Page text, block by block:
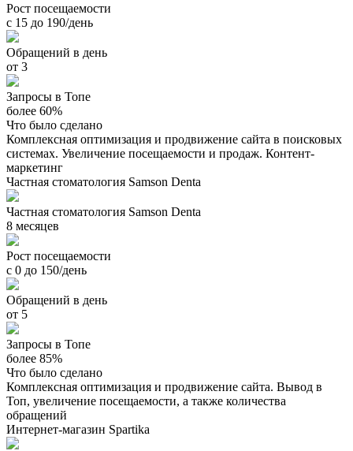
Рост посещаемости
с 15 до 190/день
Обращений в день
от 3
Запросы в Топе
более 60%
Что было сделано
Комплексная оптимизация и продвижение сайта в поисковых
системах. Увеличение посещаемости и продаж. Контент-
маркетинг
Частная стоматология Samson Denta
Частная стоматология Samson Denta
8 месяцев
Рост посещаемости
с 0 до 150/день
Обращений в день
от 5
Запросы в Топе
более 85%
Что было сделано
Комплексная оптимизация и продвижение сайта. Вывод в
Топ, увеличение посещаемости, а также количества
обращений
Интернет-магазин Spartika